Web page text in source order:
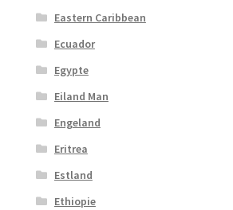
Eastern Caribbean
Ecuador
Egypte
Eiland Man
Engeland
Eritrea
Estland
Ethiopie